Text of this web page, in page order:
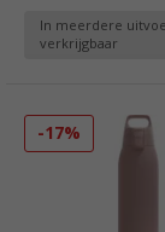
In meerdere
verkrijgbaar
-17%